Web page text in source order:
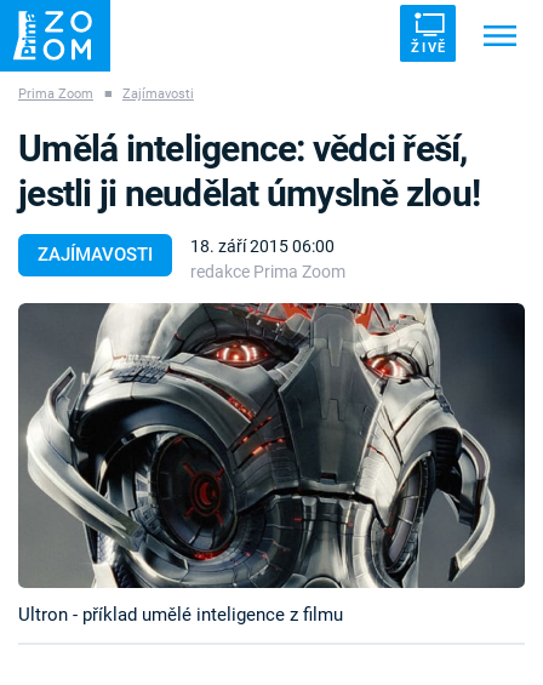
ŽIVĚ
ZÁHADY VETŘELCI DÁVNOVĚKU
Témata
Témata
Pořady
TV Program
Časopis
Sledujte prima+
Prima Zoom ■ Zajímavosti
ZAJÍMAVOSTI
18. září 2015 06:00
redakce Prima Zoom
Umělá inteligence: vědci řeší,
jestli ji neudělat úmyslně zlou!
Ultron - příklad umělé inteligence z filmu